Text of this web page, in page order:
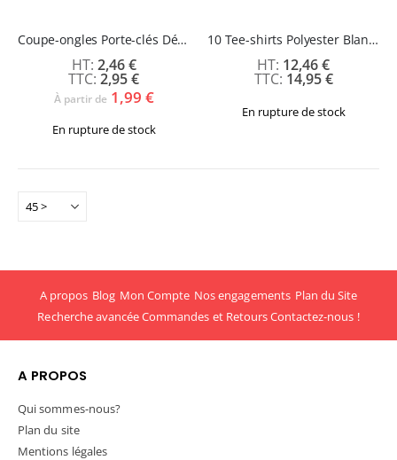
Coupe-ongles Porte-clés Décapsuleur
2,95 €
2,46 €
À partir de 1,99 €
En rupture de stock
10 Tee-shirts Polyester Blancs pour porte-clefs
14,95 €
12,46 €
En rupture de stock
A propos Blog Mon Compte Nos engagements Plan du Site
Recherche avancéeCommandes et RetoursContactez-nous !
A PROPOS
Qui sommes-nous?
Plan du site
Mentions légales